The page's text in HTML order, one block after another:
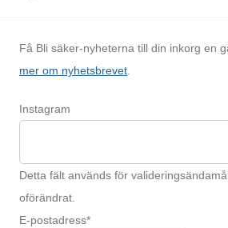
Få Bli säker-nyheterna till din inkorg en
mer om nyhetsbrevet
Instagram
Detta fält används för
oförändrat.
E-postadress*